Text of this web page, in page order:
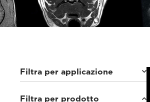
Filtra per applicazione
Equini(8)
Filtra per prodotto